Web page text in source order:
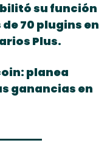
su función
70 plugins en
Plus.
planea
ganancias en